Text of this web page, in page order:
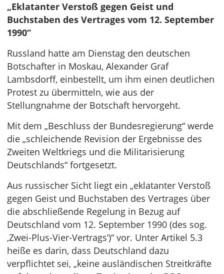
„Eklatanter Verstoß gegen Geist und
Buchstaben des Vertrages vom 12. September
1990“
Russland hatte am Dienstag den deutschen
Botschafter in Moskau, Alexander Graf
Lambsdorff, einbestellt, um ihm einen deutlichen
Protest zu übermitteln, wie aus der
Stellungnahme der Botschaft hervorgeht.
Mit dem „Beschluss der Bundesregierung“ werde
die „schleichende Revision der Ergebnisse des
Zweiten Weltkriegs und die Militarisierung
Deutschlands“ fortgesetzt.
Aus russischer Sicht liegt ein „eklatanter Verstoß
gegen Geist und Buchstaben des Vertrages über
die abschließende Regelung in Bezug auf
Deutschland vom 12. September 1990 (des sog.
‚Zwei-Plus-Vier-Vertrags‘)“ vor. Unter Artikel 5.3
heiße es darin, dass Deutschland dazu
verpflichtet sei, „keine ausländischen Streitkräfte